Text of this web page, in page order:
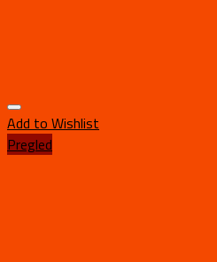
Add to Wishlist
Pregled